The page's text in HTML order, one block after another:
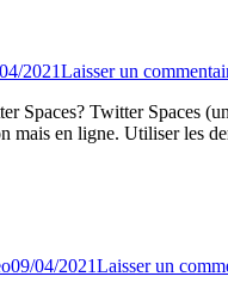
2021Laisser un
Twitter Spaces
mais en ligne. Utiliser les
09/04/2021Laisser un